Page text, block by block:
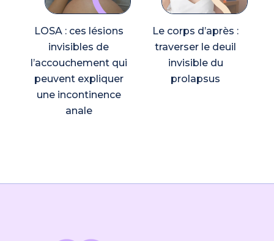
LOSA : ces lésions
invisibles de
l’accouchement qui
peuvent expliquer
une incontinence
anale
Le corps d’après :
traverser le deuil
invisible du
prolapsus
Détails